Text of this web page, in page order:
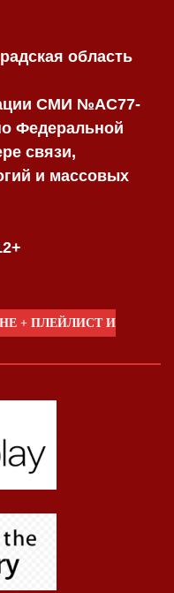
область
СМИ №AC77-
Федеральной
связи,
и массовых
+ ПЛЕЙЛИСТ И